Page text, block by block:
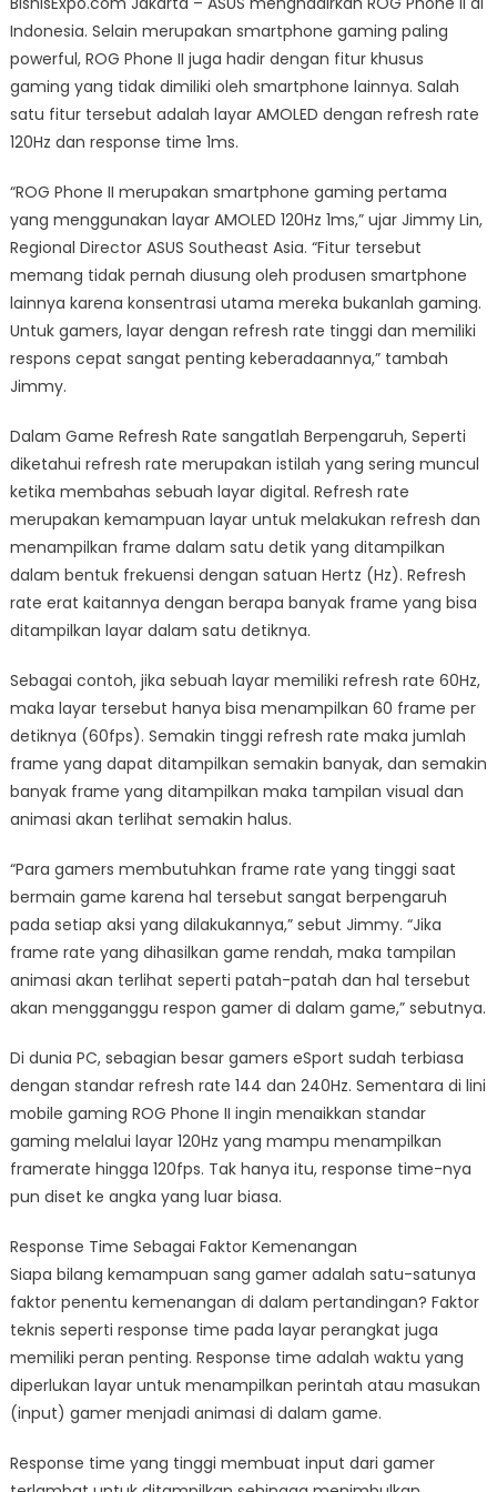
Phone
II
Gunakan
Layar
AMOLED
Khusus
Gaming
Indonesia. Selain merupakan smartphone gaming paling
powerful, ROG Phone II juga hadir dengan fitur khusus
gaming yang tidak dimiliki oleh smartphone lainnya. Salah
satu fitur tersebut adalah layar AMOLED dengan refresh rate
120Hz dan response time 1ms.
“ROG Phone II merupakan smartphone gaming pertama
yang menggunakan layar AMOLED 120Hz 1ms,” ujar Jimmy Lin,
Regional Director ASUS Southeast Asia. “Fitur tersebut
memang tidak pernah diusung oleh produsen smartphone
lainnya karena konsentrasi utama mereka bukanlah gaming.
Untuk gamers, layar dengan refresh rate tinggi dan memiliki
respons cepat sangat penting keberadaannya,” tambah
Jimmy.
Dalam Game Refresh Rate sangatlah Berpengaruh, Seperti
diketahui refresh rate merupakan istilah yang sering muncul
ketika membahas sebuah layar digital. Refresh rate
merupakan kemampuan layar untuk melakukan refresh dan
menampilkan frame dalam satu detik yang ditampilkan
dalam bentuk frekuensi dengan satuan Hertz (Hz). Refresh
rate erat kaitannya dengan berapa banyak frame yang bisa
ditampilkan layar dalam satu detiknya.
Sebagai contoh, jika sebuah layar memiliki refresh rate 60Hz,
maka layar tersebut hanya bisa menampilkan 60 frame per
detiknya (60fps). Semakin tinggi refresh rate maka jumlah
frame yang dapat ditampilkan semakin banyak, dan semakin
banyak frame yang ditampilkan maka tampilan visual dan
animasi akan terlihat semakin halus.
“Para gamers membutuhkan frame rate yang tinggi saat
bermain game karena hal tersebut sangat berpengaruh
pada setiap aksi yang dilakukannya,” sebut Jimmy. “Jika
frame rate yang dihasilkan game rendah, maka tampilan
animasi akan terlihat seperti patah-patah dan hal tersebut
akan mengganggu respon gamer di dalam game,” sebutnya.
Di dunia PC, sebagian besar gamers eSport sudah terbiasa
dengan standar refresh rate 144 dan 240Hz. Sementara di lini
mobile gaming ROG Phone II ingin menaikkan standar
gaming melalui layar 120Hz yang mampu menampilkan
framerate hingga 120fps. Tak hanya itu, response time-nya
pun diset ke angka yang luar biasa.
Response Time Sebagai Faktor Kemenangan
Siapa bilang kemampuan sang gamer adalah satu-satunya
faktor penentu kemenangan di dalam pertandingan? Faktor
teknis seperti response time pada layar perangkat juga
memiliki peran penting. Response time adalah waktu yang
diperlukan layar untuk menampilkan perintah atau masukan
(input) gamer menjadi animasi di dalam game.
Response time yang tinggi membuat input dari gamer